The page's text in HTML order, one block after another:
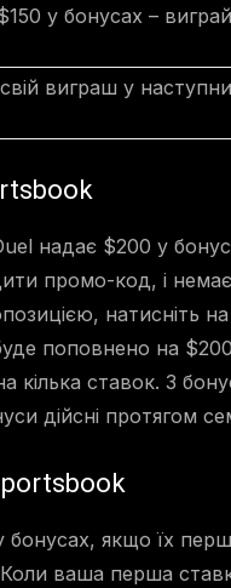
у бонусах –
виграш у
надає $200 у
промо-код, і
натисніть
поповнено на
ставок. З
дійсні протягом
якщо їх
ваша перша